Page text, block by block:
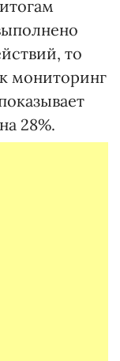
то
мониторинг
28%.